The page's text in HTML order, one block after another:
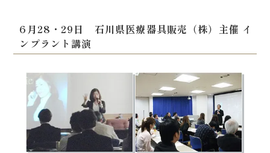
6月28・29日 石川県医療器具販売（株）主催 イ
ンプラント講演